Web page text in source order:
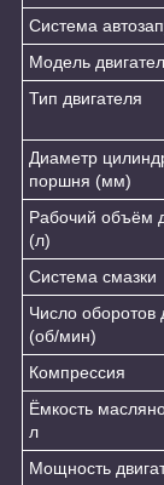
Система
Модель
Тип двигателя
Диаметр
поршня (мм)
Рабочий объём
(л)
Система смазки
Число оборотов
(об/мин)
Компрессия
Ёмкость
л
Мощность